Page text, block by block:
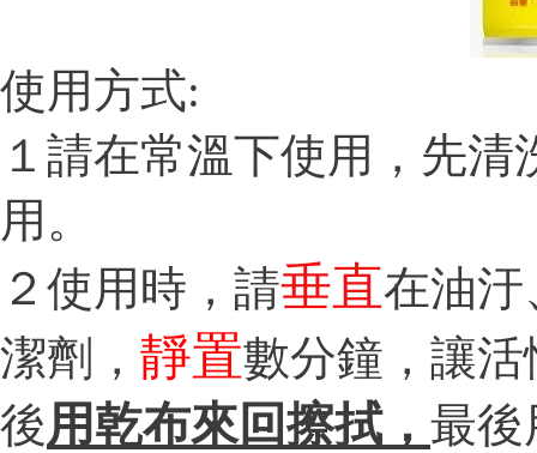
使用方式:
１請在常溫下使用，先
用。
２使用時，請垂直在油汙
潔劑， 靜置數分鐘，讓
後用乾布來回擦拭， 最後